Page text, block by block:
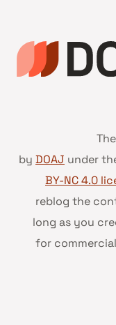
by DOAJ under
BY-NC 4.0
reblog the
long as you
for